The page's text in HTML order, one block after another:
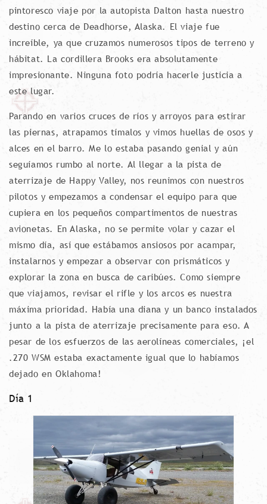
pintoresco viaje por la autopista Dalton hasta nuestro
destino cerca de Deadhorse, Alaska. El viaje fue
increíble, ya que cruzamos numerosos tipos de terreno y
hábitat. La cordillera Brooks era absolutamente
impresionante. Ninguna foto podría hacerle justicia a
este lugar.
Parando en varios cruces de ríos y arroyos para estirar
las piernas, atrapamos tímalos y vimos huellas de osos y
alces en el barro. Me lo estaba pasando genial y aún
seguíamos rumbo al norte. Al llegar a la pista de
aterrizaje de Happy Valley, nos reunimos con nuestros
pilotos y empezamos a condensar el equipo para que
cupiera en los pequeños compartimentos de nuestras
avionetas. En Alaska, no se permite volar y cazar el
mismo día, así que estábamos ansiosos por acampar,
instalarnos y empezar a observar con prismáticos y
explorar la zona en busca de caribúes. Como siempre
que viajamos, revisar el rifle y los arcos es nuestra
máxima prioridad. Había una diana y un banco instalados
junto a la pista de aterrizaje precisamente para eso. A
pesar de los esfuerzos de las aerolíneas comerciales, ¡el
.270 WSM estaba exactamente igual que lo habíamos
dejado en Oklahoma!
Día 1